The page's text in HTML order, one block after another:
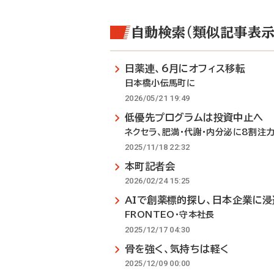
自動検索（類似記事表示
日薬連、6月にオフィス移転
日本橋小伝馬町に
2026/05/21 19:49
低優先プログラムは投資中止へ
ネクセラ、肥満・代謝・内分泌に8割注力
2025/11/18 22:32
本町記者会
2026/02/24 15:25
AIで創薬標的探し、日本企業に浸
FRONTEO・守本社長
2025/12/17 04:30
骨を強く、気持ちは軽く
2025/12/09 00:00